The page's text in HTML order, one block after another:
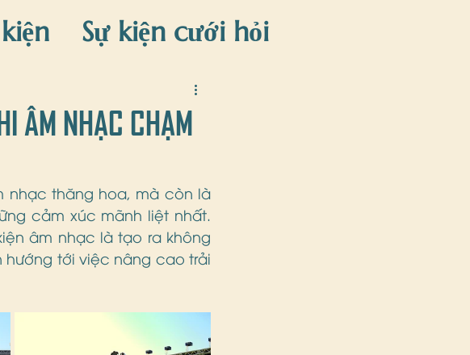
Sự kiện cưới hỏi
ÂM NHẠC CHẠM
nhạc thăng hoa, mà còn là
cảm xúc mãnh liệt nhất.
âm nhạc là tạo ra không
hướng tới việc nâng cao trải